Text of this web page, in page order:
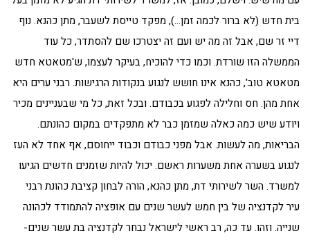
בית חדש (לא ברור לכמה זמן…), מפקד טייסת לשעבר, מתן כהנא. נוף
דיי זר שם, אבל זה מה יש ועם זה יצטרכו שם להסתדר, כל עוד
הממשלה הזו שורדת. וכמו כדי להוכיח, בעיקר לעצמו, ש'מטאטא חדש
מטאטא טוב', כהנא אינו חושש לנגוע בנקודות הרגישות. רבני ערים היא
אחת מהן. חס וחלילה לפגוע בכבודם. ובכל זאת, כל מי שבעניינים מכיר
ויודע שיש כמה כאלה שמזמן כבר לא מתפקדים במקום כהונתם.
הבריאות, מה לעשות. אבל מפני כבודם וכבוד ייחוסם, אף אחד לא העז
לנגוע בשערה אחת משערות ראשם. יכול להיות שזמנים חדשים הגיעו
למשרד. השר לשירותי דת, מתן כהנא, הורה לבחון קציבת כהונת רבני
עיר לקדנציה של בין חמש לעשר שנים עם אופציה להתמודד לכהונה
שנייה. וזהו. עד כה, רב ראשי לישראל נבחר לקדנציה בת עשר שנים-